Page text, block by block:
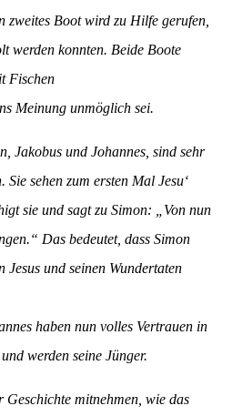
zweites Boot wird zu Hilfe gerufen,
werden konnten. Beide Boote
Fischen
Meinung unmöglich sei.
Jakobus und Johannes, sind sehr
Sie sehen zum ersten Mal Jesu‘
sie und sagt zu Simon: „Von nun
Das bedeutet, dass Simon
Jesus und seinen Wundertaten
haben nun volles Vertrauen in
werden seine Jünger.
Geschichte mitnehmen, wie das